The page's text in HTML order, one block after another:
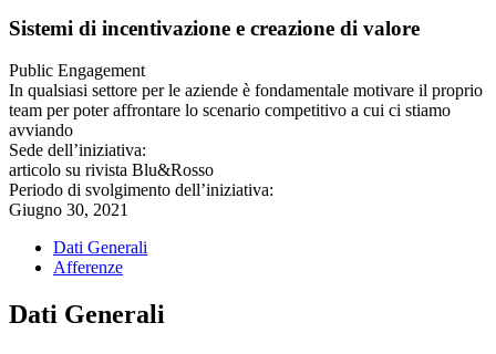
Sistemi di incentivazione e creazione di valore
Public Engagement
In qualsiasi settore per le aziende è fondamentale motivare il proprio
team per poter affrontare lo scenario competitivo a cui ci stiamo
avviando
Sede dell’iniziativa:
articolo su rivista Blu&Rosso
Periodo di svolgimento dell’iniziativa:
Giugno 30, 2021
Dati Generali
Afferenze
Dati Generali